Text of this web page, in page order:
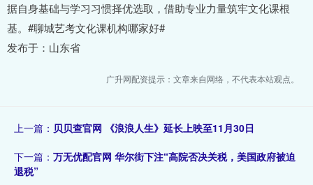
据自身基础与学习习惯择优选取，借助专业力量筑牢文化课根
基。#聊城艺考文化课机构哪家好#
发布于：山东省
广升网配资提示：文章来自网络，不代表本站观点。
上一篇： 贝贝查官网 《浪浪人生》延长上映至11月30日
下一篇： 万无优配官网 华尔街下注“高院否决关税，美国政府被迫
退税”